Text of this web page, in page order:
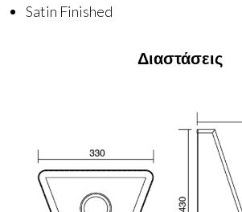
Satin Finished
Διαστάσεις